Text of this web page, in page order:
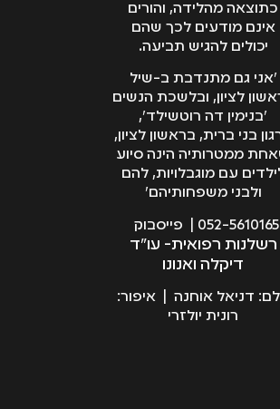
כתוצאה מהלידה, והורים
אינם מודעים לכך שהם
יכולים להגיש תביעה.
״אני גם מתנדבת ב-שיל
לציון, ובלשכת הנשים
׳בנימין דה רוטשילד׳,
בני ברית, בראשון לציון,
ממטרותיה הינה סיוע
עם מוגבלויות, להם
ולבני משפחותיהם״
052-5610165 | פייסבוק
רשלנות רפואית- עו"ד
דיקלה ואנונו
דניאל אוחנה | איפור:
רונית יולזרי